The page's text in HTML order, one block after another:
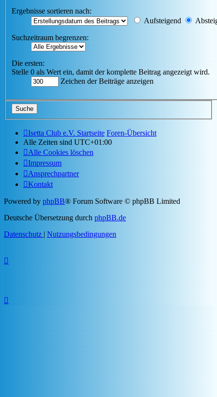
Ergebnisse sortieren nach:
Aufsteigend
Suchzeitraum begrenzen:
Die ersten:
Stelle 0 als Wert ein, damit der komplette Beitrag angezeigt wird.
Zeichen der Beiträge anzeigen
Isetta Club e.V. Startseite Foren-Übersicht
Alle Zeiten sind UTC+01:00
Alle Cookies löschen
Impressum
Ansprechpartner
Kontakt
Powered by phpBB® Forum Software © phpBB Limited
Deutsche Übersetzung durch phpBB.de
Datenschutz | Nutzungsbedingungen